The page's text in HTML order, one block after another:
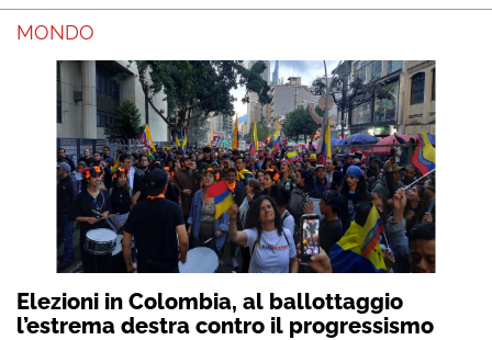
MONDO
Elezioni in Colombia, al ballottaggio
l’estrema destra contro il progressismo